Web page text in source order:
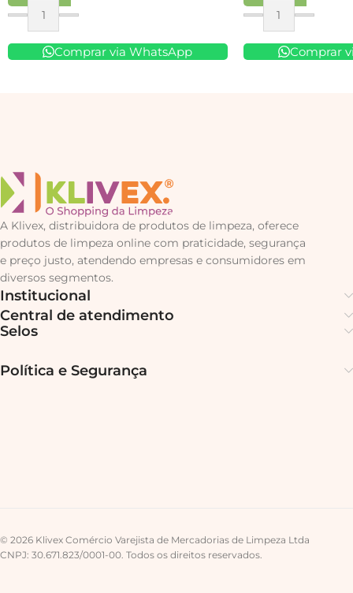
Comprar via WhatsApp Comprar
A Klivex, distribuidora de produtos de limpeza, oferece
produtos de limpeza online com praticidade, segurança
e preço justo, atendendo empresas e consumidores em
diversos segmentos.
Institucional
Central de atendimento
Selos
Política e Segurança
© 2026 Klivex Comércio Varejista de Mercadorias de Limpeza Ltda
CNPJ: 30.671.823/0001-00. Todos os direitos reservados.